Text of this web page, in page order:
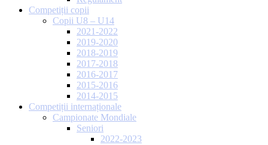
Competiții copii
Copii U8 – U14
2021-2022
2019-2020
2018-2019
2017-2018
2016-2017
2015-2016
2014-2015
Competiții internaționale
Campionate Mondiale
Seniori
2022-2023